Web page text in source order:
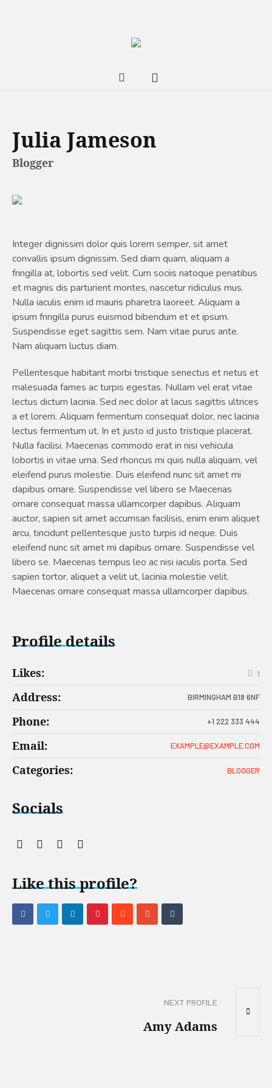
Julia Jameson
Blogger
Integer dignissim dolor quis lorem semper, sit amet
convallis ipsum dignissim. Sed diam quam, aliquam a
fringilla at, lobortis sed velit. Cum sociis natoque penatibus
et magnis dis parturient montes, nascetur ridiculus mus.
Nulla iaculis enim id mauris pharetra laoreet. Aliquam a
ipsum fringilla purus euismod bibendum et et ipsum.
Suspendisse eget sagittis sem. Nam vitae purus ante.
Nam aliquam luctus diam.
Pellentesque habitant morbi tristique senectus et netus et
malesuada fames ac turpis egestas. Nullam vel erat vitae
lectus dictum lacinia. Sed nec dolor at lacus sagittis ultrices
a et lorem. Aliquam fermentum consequat dolor, nec lacinia
lectus fermentum ut. In et justo id justo tristique placerat.
Nulla facilisi. Maecenas commodo erat in nisi vehicula
lobortis in vitae urna. Sed rhoncus mi quis nulla aliquam, vel
eleifend purus molestie. Duis eleifend nunc sit amet mi
dapibus ornare. Suspendisse vel libero se Maecenas
ornare consequat massa ullamcorper dapibus. Aliquam
auctor, sapien sit amet accumsan facilisis, enim enim aliquet
arcu, tincidunt pellentesque justo turpis id neque. Duis
eleifend nunc sit amet mi dapibus ornare. Suspendisse vel
libero se. Maecenas tempus leo ac nisi iaculis porta. Sed
sapien tortor, aliquet a velit ut, lacinia molestie velit.
Maecenas ornare consequat massa ullamcorper dapibus.
Profile details
Likes: 1
Address: BIRMINGHAM B18 6NF
Phone: +1 222 333 444
Email: EXAMPLE@EXAMPLE.COM
Categories: BLOGGER
Socials
Like this profile?
NEXT PROFILE
Amy Adams